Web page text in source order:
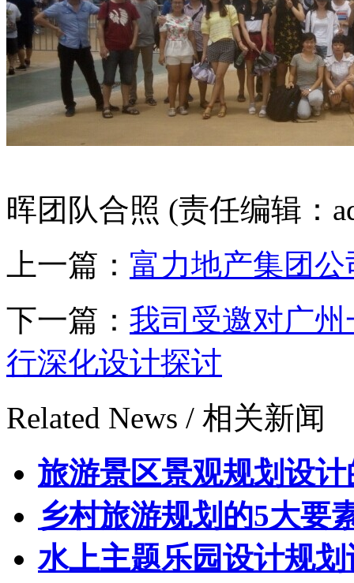
晖团队合照 (责任编辑：
上一篇： 富力地产集团
下一篇： 我司受邀对广
行深化设计探讨
Related News / 相关新闻
旅游景区景观规划设计
乡村旅游规划的5大要
水上主题乐园设计规划